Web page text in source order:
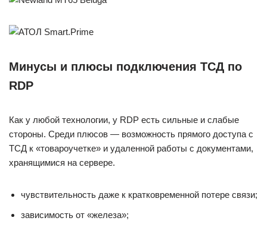
Минусы и плюсы подключения ТСД по
RDP
Как у любой технологии, у RDP есть сильные и слабые
стороны. Среди плюсов — возможность прямого доступа с
ТСД к «товароучетке» и удаленной работы с документами,
хранящимися на сервере.
чувствительность даже к кратковременной потере связи;
зависимость от «железа»;